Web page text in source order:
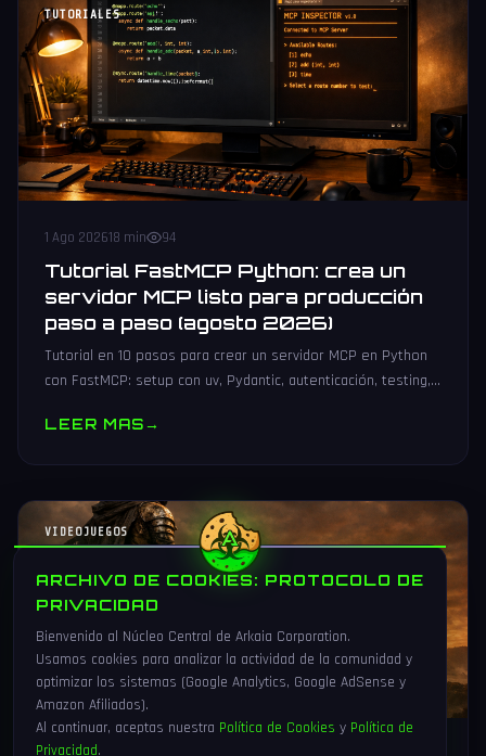
TUTORIALES
1 Ago 202618 min 94
Tutorial FastMCP Python: crea un
servidor MCP listo para producción
paso a paso (agosto 2026)
Tutorial en 10 pasos para crear un servidor MCP en Python
con FastMCP: setup con uv, Pydantic, autenticación, testing,
LEER MAS→
VIDEOJUEGOS
ARCHIVO DE COOKIES: PROTOCOLO DE
PRIVACIDAD
Bienvenido al Núcleo Central de Arkaia Corporation.
Usamos cookies para analizar la actividad de la comunidad y
optimizar los sistemas (Google Analytics, Google AdSense y
Amazon Afiliados).
Al continuar, aceptas nuestra Política de Cookies y Política de
Privacidad.